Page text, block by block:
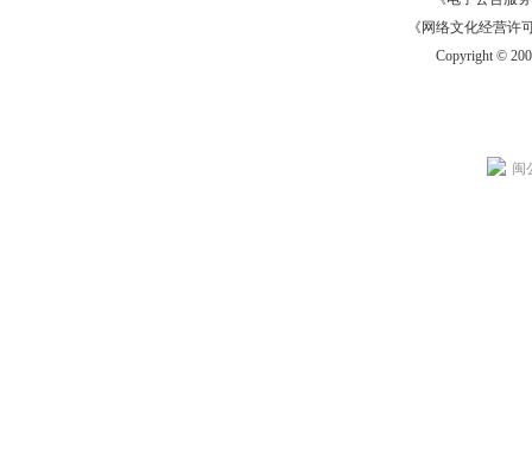
《网络文化经营许
Copyright ©
闽